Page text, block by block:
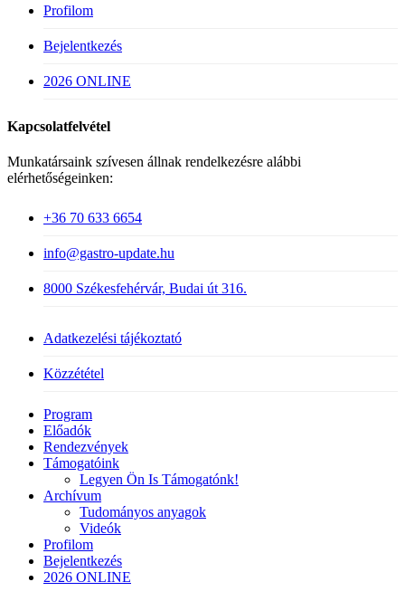
Profilom
Bejelentkezés
2026 ONLINE
Kapcsolatfelvétel
Munkatársaink szívesen állnak rendelkezésre alábbi
elérhetőségeinken:
+36 70 633 6654
info@gastro-update.hu
8000 Székesfehérvár, Budai út 316.
Adatkezelési tájékoztató
Közzététel
Close
Menu
Program
Előadók
Rendezvények
Támogatóink
Legyen Ön Is Támogatónk!
Archívum
Tudományos anyagok
Videók
Profilom
Bejelentkezés
2026 ONLINE